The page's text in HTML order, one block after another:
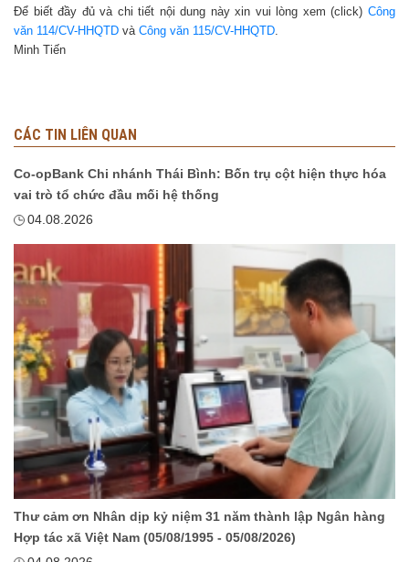
Để biết đầy đủ và chi tiết nội dung này xin vui lòng xem (click) Công
văn 114/CV-HHQTD và Công văn 115/CV-HHQTD.
Minh Tiến
CÁC TIN LIÊN QUAN
Co-opBank Chi nhánh Thái Bình: Bốn trụ cột hiện thực hóa
vai trò tổ chức đầu mối hệ thống
04.08.2026
Thư cảm ơn Nhân dịp kỷ niệm 31 năm thành lập Ngân hàng
Hợp tác xã Việt Nam (05/08/1995 - 05/08/2026)